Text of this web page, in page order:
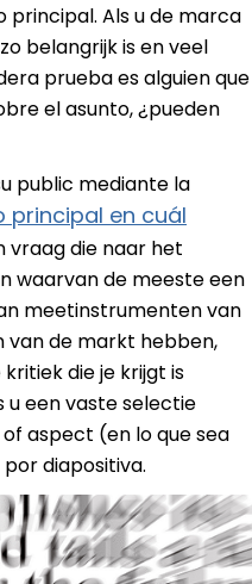
principal. Als u de marca
belangrijk is en veel
prueba es alguien que
el asunto, ¿pueden
public mediante la
principal en cuál
vraag die naar het
waarvan de meeste een
meetinstrumenten van
van de markt hebben,
die je krijgt is
u een vaste selectie
aspect (en lo que sea
diapositiva.